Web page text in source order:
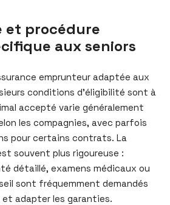
et procédure
aux seniors
emprunteur adaptée aux
conditions d’éligibilité sont à
accepté varie généralement
les compagnies, avec parfois
pour certains contrats. La
souvent plus rigoureuse :
détaillé, examens médicaux ou
sont fréquemment demandés
et adapter les garanties.